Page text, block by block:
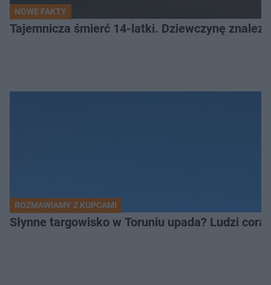
NOWE FAKTY
Tajemnicza śmierć 14-latki. Dziewczynę
ROZMAWIAMY Z KUPCAMI
Słynne targowisko w Toruniu upada? Ludzi